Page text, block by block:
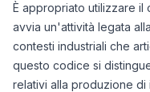
È appropriato utilizzare il
avvia un'attività legata
contesti industriali che
questo codice si
relativi alla produzione di